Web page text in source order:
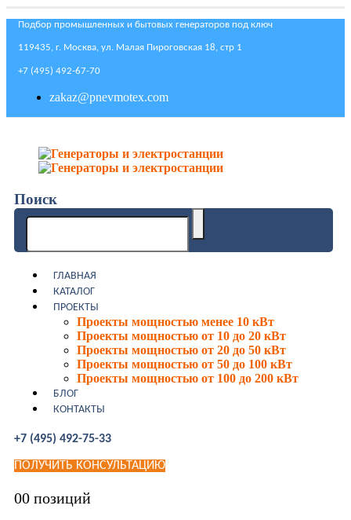
Подбор промышленных и бытовых генераторов под ключ
119435, г. Москва, ул. Малая Пироговская 18, стр 1
+7 (495) 492-67-70
zakaz@pnevmotex.com
Поиск
ГЛАВНАЯ
КАТАЛОГ
ПРОЕКТЫ
Проекты мощностью менее 10 кВт
Проекты мощностью от 10 до 20 кВт
Проекты мощностью от 20 до 50 кВт
Проекты мощностью от 50 до 100 кВт
Проекты мощностью от 100 до 200 кВт
БЛОГ
КОНТАКТЫ
+7 (495) 492-75-33
ПОЛУЧИТЬ КОНСУЛЬТАЦИЮ
00 позиций